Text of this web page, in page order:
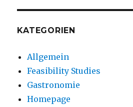
KATEGORIEN
Allgemein
Feasibility Studies
Gastronomie
Homepage